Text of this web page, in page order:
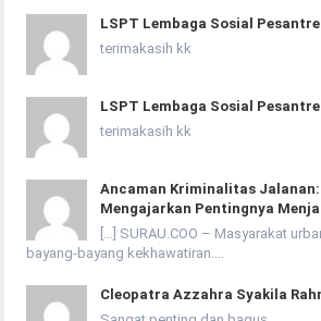
LSPT Lembaga Sosial
terimakasih kk
LSPT Lembaga Sosial
terimakasih kk
Ancaman Kriminalitas
Mengajarkan Pentingnya
[…] SURAU.COO – Masyarakat
bayang-bayang kekhawatiran.…
Cleopatra Azzahra Syakila